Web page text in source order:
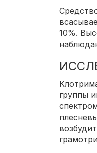
10%.
группы